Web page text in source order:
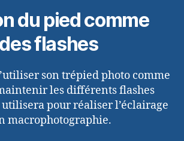
du pied comme
flashes
son trépied photo comme
les différents flashes
utilisera pour réaliser l’éclairage
macrophotographie.